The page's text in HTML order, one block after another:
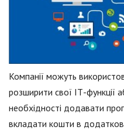
Компанії можуть
розширити свої ІТ-функції
необхідності додавати
вкладати кошти в